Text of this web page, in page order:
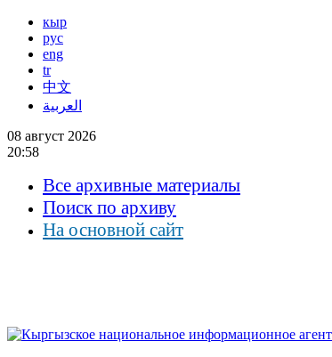
кыр
рус
eng
tr
中文
العربية
08 август 2026
20:58
Все архивные материалы
Поиск по архиву
На основной сайт